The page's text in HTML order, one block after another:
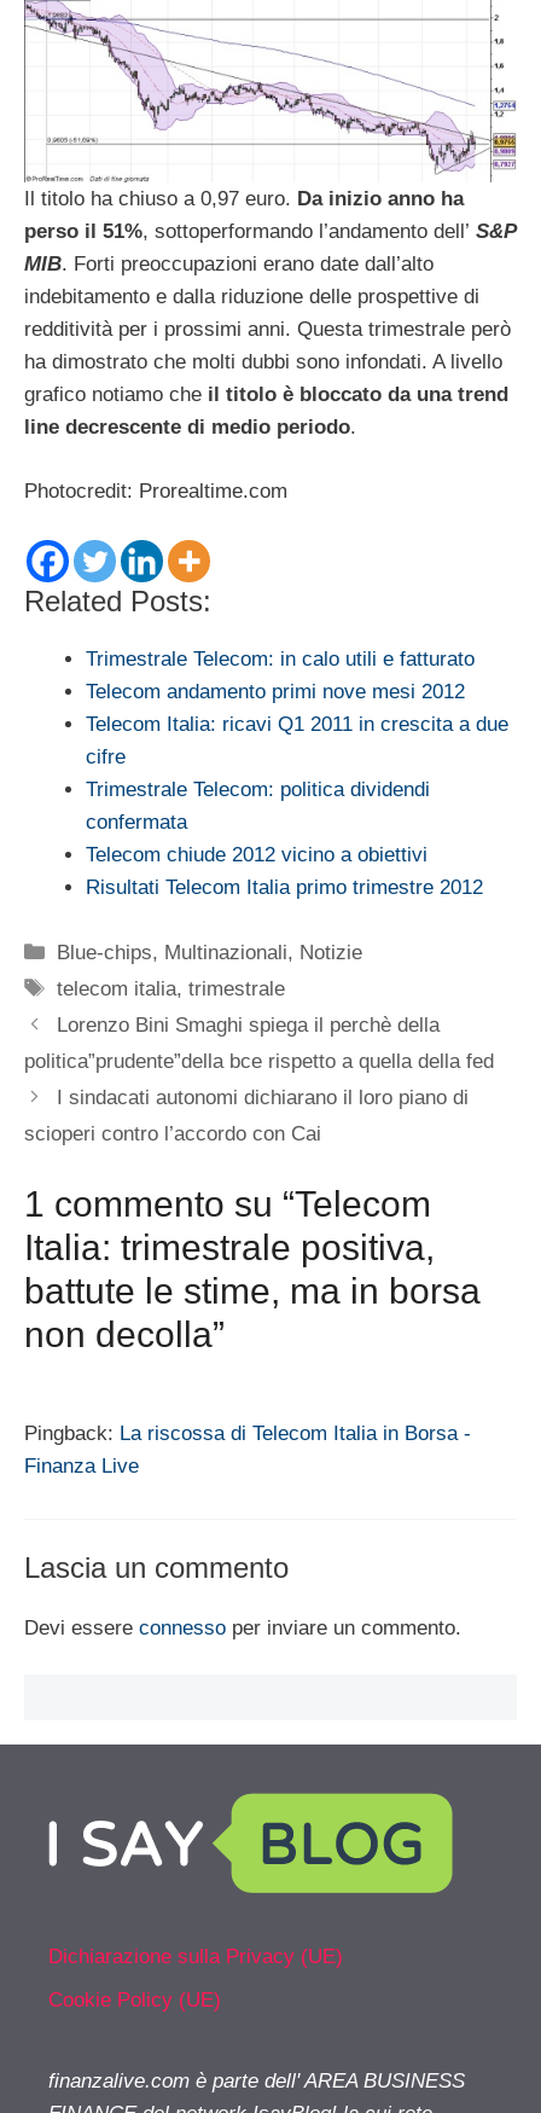
Il titolo ha chiuso a 0,97 euro. Da inizio anno ha
perso il 51%, sottoperformando l’andamento dell’ S&P
MIB. Forti preoccupazioni erano date dall’alto
indebitamento e dalla riduzione delle prospettive di
redditività per i prossimi anni. Questa trimestrale però
ha dimostrato che molti dubbi sono infondati. A livello
grafico notiamo che il titolo è bloccato da una trend
line decrescente di medio periodo.
Photocredit: Prorealtime.com
Related Posts:
Trimestrale Telecom: in calo utili e fatturato
Telecom andamento primi nove mesi 2012
Telecom Italia: ricavi Q1 2011 in crescita a due
cifre
Trimestrale Telecom: politica dividendi
confermata
Telecom chiude 2012 vicino a obiettivi
Risultati Telecom Italia primo trimestre 2012
Categorie
Blue-chips, Multinazionali, Notizie
Tag
telecom italia,trimestrale
Lorenzo Bini Smaghi spiega il perchè della
politica”prudente”della bce rispetto a quella della fed
I sindacati autonomi dichiarano il loro piano di
scioperi contro l’accordo con Cai
1 commento su “Telecom
Italia: trimestrale positiva,
battute le stime, ma in borsa
non decolla”
Pingback: La riscossa di Telecom Italia in Borsa -
Finanza Live
Lascia un commento
Devi essere connesso per inviare un commento.
Dichiarazione sulla Privacy (UE)
Cookie Policy (UE)
finanzalive.com è parte dell' AREA BUSINESS